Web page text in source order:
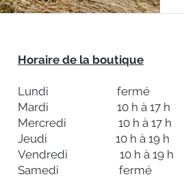
Horaire de la boutique
Lundi fermé
Mardi 10 h à 17 h
Mercredi 10 h à 17 h
Jeudi 10 h à 19 h
Vendredi 10 h à 19 h
Samedi fermé